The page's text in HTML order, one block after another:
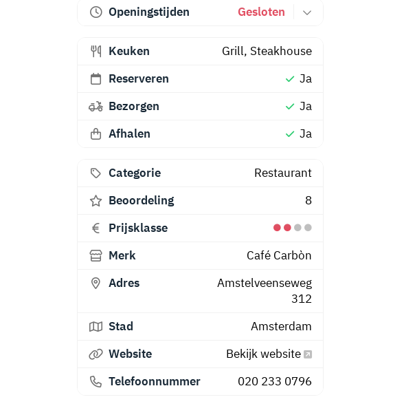
Openingstijden Gesloten
Keuken Grill, Steakhouse
Reserveren
Ja
Bezorgen
Ja
Afhalen
Ja
Categorie
Restaurant
Beoordeling
8
Prijsklasse
Merk
Café Carbòn
Adres
Amstelveenseweg
312
Stad
Amsterdam
Website
Bekijk website
Telefoonnummer
020 233 0796